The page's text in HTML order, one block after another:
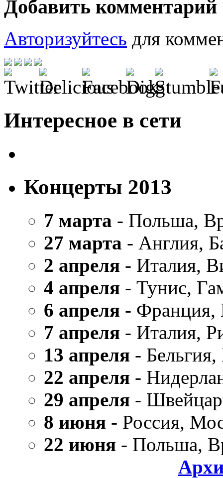
Добавить комментарий
Авторизуйтесь для
Интересное в сети
Концерты 2013
7 марта - Польша,
27 марта - Англия,
2 апреля - Италия,
4 апреля - Тунис,
6 апреля - Франция,
7 апреля - Италия,
13 апреля -
22 апреля -
29 апреля -
8 июня - Россия,
22 июня - Польша,